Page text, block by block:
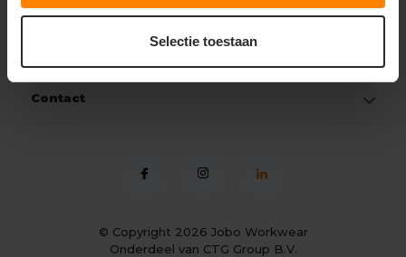
Selectie toestaan
Contact
© Copyright 2026 Jobo Workwear
Onderdeel van CTG Group B.V.